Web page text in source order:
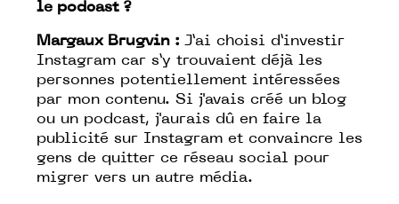
le podcast ?
Margaux Brugvin : J’ai choisi d’investir
Instagram car s’y trouvaient déjà les
personnes potentiellement intéressées
par mon contenu. Si j'avais créé un blog
ou un podcast, j'aurais dû en faire la
publicité sur Instagram et convaincre les
gens de quitter ce réseau social pour
migrer vers un autre média.